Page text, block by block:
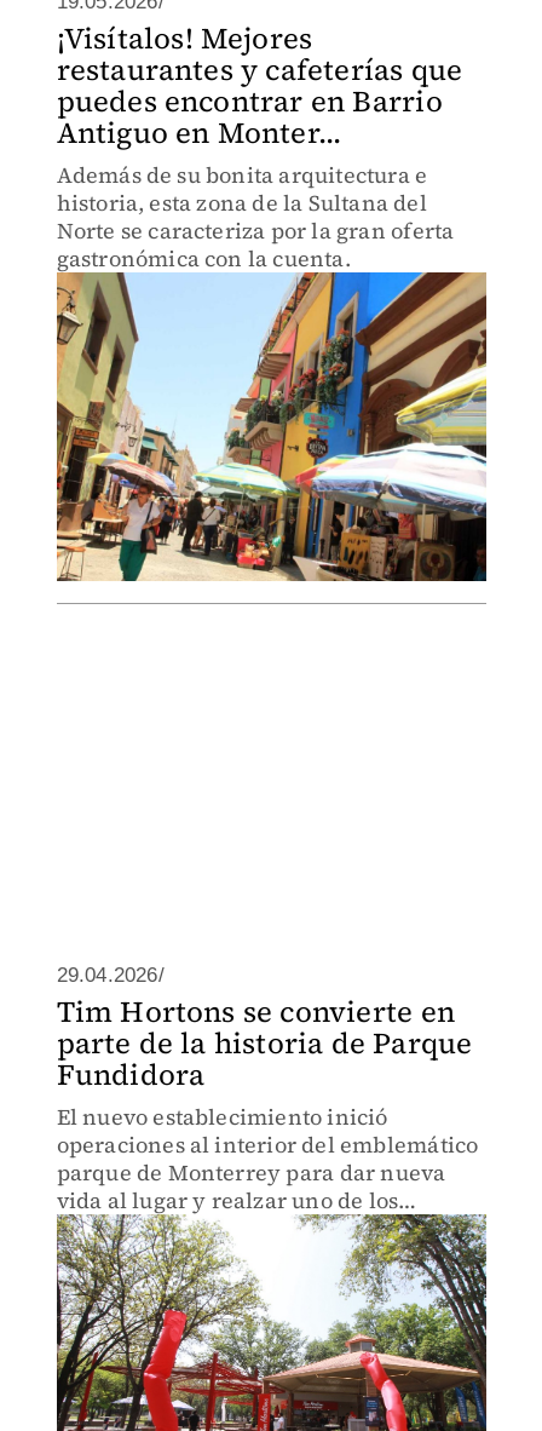
¡Visítalos! Mejores
restaurantes y cafeterías que
puedes encontrar en Barrio
Antiguo en Monter...
Además de su bonita arquitectura e
historia, esta zona de la Sultana del
Norte se caracteriza por la gran oferta
gastronómica con la cuenta.
29.04.2026/
Tim Hortons se convierte en
parte de la historia de Parque
Fundidora
El nuevo establecimiento inició
operaciones al interior del emblemático
parque de Monterrey para dar nueva
vida al lugar y realzar uno de los
espacios más importantes de la ciudad